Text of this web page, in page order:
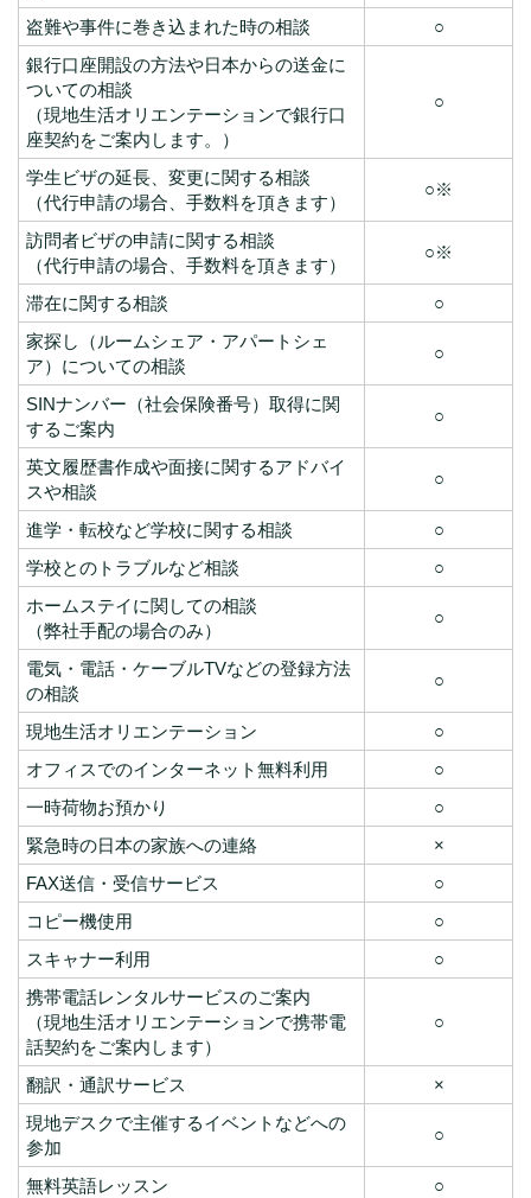
盗難や事件に巻き込まれた時の相談
○
銀行口座開設の方法や日本からの送金に
ついての相談
（現地生活オリエンテーションで銀行口
座契約をご案内します。）
○
学生ビザの延長、変更に関する相談
（代行申請の場合、手数料を頂きます）
○※
訪問者ビザの申請に関する相談
（代行申請の場合、手数料を頂きます）
○※
滞在に関する相談
○
家探し（ルームシェア・アパートシェ
ア）についての相談
○
SINナンバー（社会保険番号）取得に関
するご案内
○
英文履歴書作成や面接に関するアドバイ
スや相談
○
進学・転校など学校に関する相談
○
学校とのトラブルなど相談
○
ホームステイに関しての相談
（弊社手配の場合のみ）
○
電気・電話・ケーブルTVなどの登録方法
の相談
○
現地生活オリエンテーション
○
オフィスでのインターネット無料利用
○
一時荷物お預かり
○
緊急時の日本の家族への連絡
×
FAX送信・受信サービス
○
コピー機使用
○
スキャナー利用
○
携帯電話レンタルサービスのご案内
（現地生活オリエンテーションで携帯電
話契約をご案内します）
○
翻訳・通訳サービス
×
現地デスクで主催するイベントなどへの
参加
○
無料英語レッスン ○